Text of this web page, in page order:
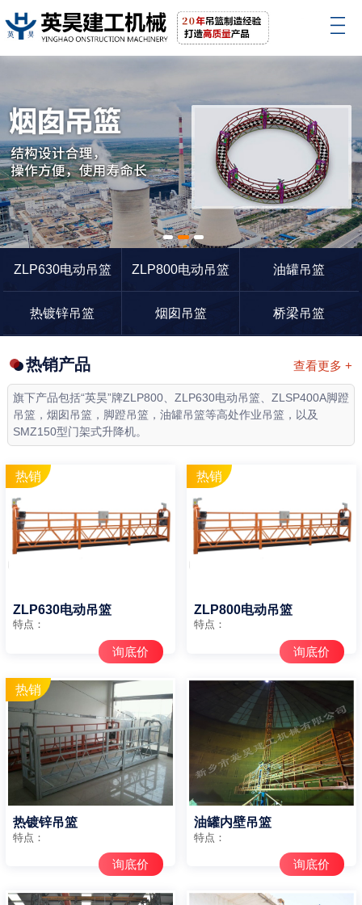
1 2
3
ZLP630电动吊篮
ZLP800电动吊篮 油罐吊篮
热镀锌吊篮 烟囱吊篮 桥梁吊篮
查看更多 +
热销产品
旗下产品包括“英昊”牌ZLP800、ZLP630电动吊篮、ZLSP400A脚蹬
吊篮，烟囱吊篮，脚蹬吊篮，油罐吊篮等高处作业吊篮，以及
SMZ150型门架式升降机。
ZLP630电动吊篮
特点：
询底价
ZLP800电动吊篮
特点：
询底价
热镀锌吊篮
特点：
询底价
油罐内壁吊篮
特点：
询底价